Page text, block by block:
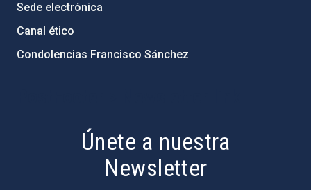
Sede electrónica
Canal ético
Condolencias Francisco Sánchez
Únete a nuestra
Newsletter